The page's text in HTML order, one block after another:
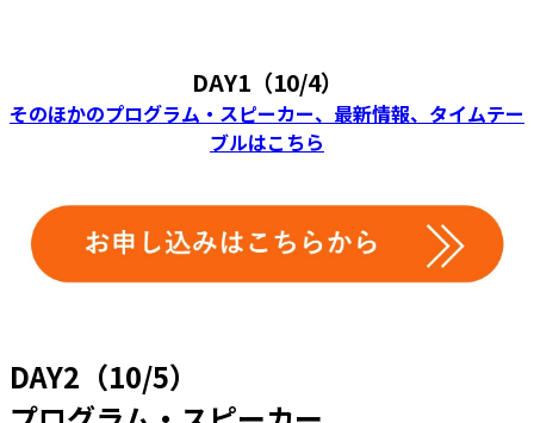
DAY1（10/4）
そのほかのプログラム・スピーカー、最新情報、タイムテー
ブルはこちら
DAY2（10/5）